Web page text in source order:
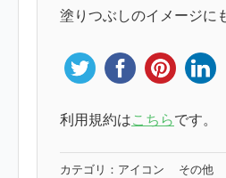
塗りつぶしのイメージに
利用規約はこちらです。
カテゴリ： アイコン
その他